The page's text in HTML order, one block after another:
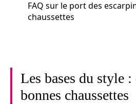
FAQ sur le port des
chaussettes
Les bases du style
bonnes chaussettes